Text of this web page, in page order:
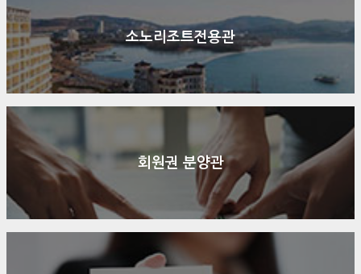
소노리조트전용관
회원권 분양관